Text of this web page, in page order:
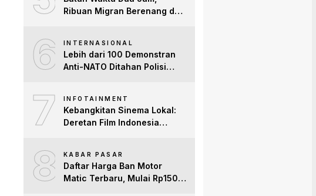
Ribuan Migran Berenang dari
6 INTERNASIONAL
Lebih dari 100 Demonstran
Anti-NATO Ditahan Polisi
7 INFOTAINMENT
Kebangkitan Sinema Lokal:
Deretan Film Indonesia
Global
8 KABAR PASAR
Daftar Harga Ban Motor
Matic Terbaru, Mulai Rp150